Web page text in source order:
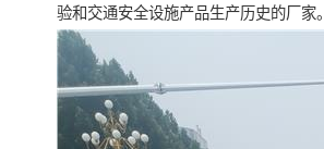
验和交通安全设施产品生产历史的厂家。